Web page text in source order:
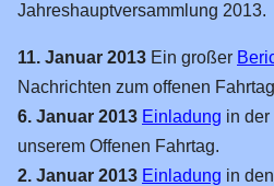
Jahreshauptversammlung 2013.
11. Januar 2013 Ein großer
Nachrichten zum offenen
6. Januar 2013 Einladung in der
unserem Offenen Fahrtag.
2. Januar 2013 Einladung in